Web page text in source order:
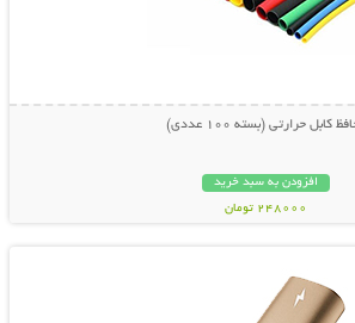
کابل حرارتی (بسته 100 عددی)
افزودن به سبد خرید
248000 تومان